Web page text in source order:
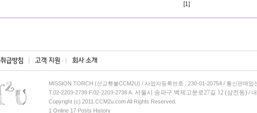
[1]
MISSION TORCH (선교횃불CCM2U) / 사업자등록번호 : 230-01-20754 / 통신판매업
T.02-2203-2739 F.02-2203-2738 A. 서울시 송파구 백제고분로27길 12 (삼전동) /
Copyright (c) 2011 CCM2u.com All Rights Reserved.
1 Online 17 Posts History